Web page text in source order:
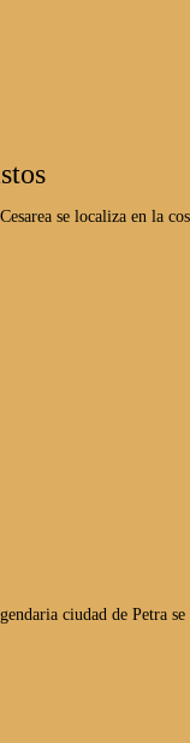
se localiza en la
ciudad de Petra se